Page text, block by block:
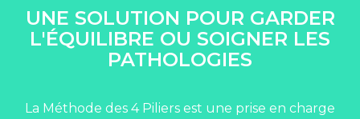
UNE SOLUTION POUR GARDER
L'ÉQUILIBRE OU SOIGNER LES
PATHOLOGIES
La Méthode des 4 Piliers est une prise en charge